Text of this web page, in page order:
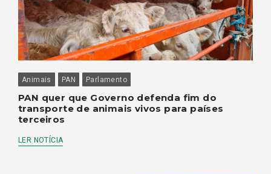
Animais PAN Parlamento
PAN quer que Governo defenda fim do
transporte de animais vivos para países
terceiros
LER NOTÍCIA